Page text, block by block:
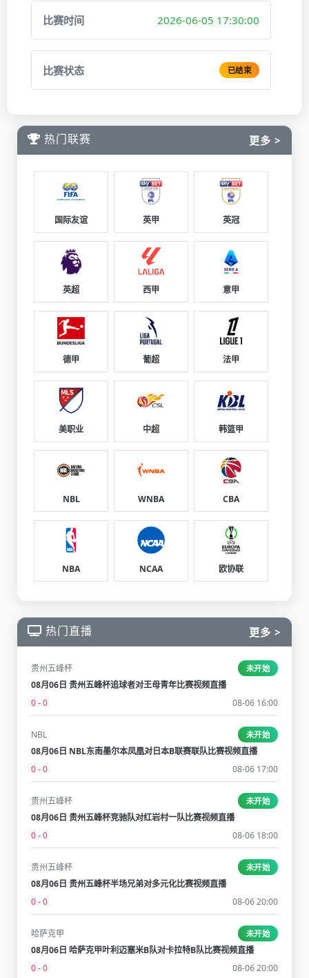
比赛时间 2026-06-05 17:30:00
比赛状态 已结束
热门联赛 更多 >
国际友谊 英甲 英冠
英超 西甲 意甲
德甲 葡超 法甲
美职业 中超 韩篮甲
NBL WNBA CBA
NBA NCAA 欧协联
热门直播 更多 >
贵州五峰杯 未开始
08月06日 贵州五峰杯追球者对王母青年比赛视频直播
0 - 0
08-06 16:00
NBL 未开始
08月06日 NBL东南墨尔本凤凰对日本B联赛联队比赛视频直播
0 - 0
08-06 17:00
贵州五峰杯 未开始
08月06日 贵州五峰杯竞驰队对红岩村一队比赛视频直播
0 - 0
08-06 18:00
贵州五峰杯 未开始
08月06日 贵州五峰杯半场兄弟对多元化比赛视频直播
0 - 0
08-06 20:00
哈萨克甲 未开始
08月06日 哈萨克甲叶利迈塞米B队对卡拉特B队比赛视频直播
0 - 0
08-06 20:00